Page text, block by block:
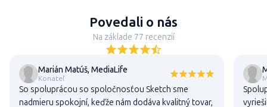
Povedali o nás
Na základe 77 recenzií
Marián Matúš, MediaLife
Konateľ
So spoluprácou so spoločnosťou Sketch sme
nadmieru spokojní, keďže nám dodáva kvalitný tovar,